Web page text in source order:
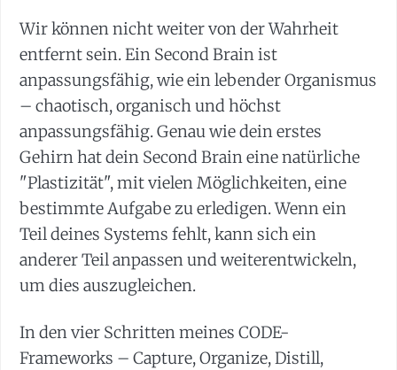
Wir können nicht weiter von der Wahrheit
entfernt sein. Ein Second Brain ist
anpassungsfähig, wie ein lebender Organismus
– chaotisch, organisch und höchst
anpassungsfähig. Genau wie dein erstes
Gehirn hat dein Second Brain eine natürliche
"Plastizität", mit vielen Möglichkeiten, eine
bestimmte Aufgabe zu erledigen. Wenn ein
Teil deines Systems fehlt, kann sich ein
anderer Teil anpassen und weiterentwickeln,
um dies auszugleichen.
In den vier Schritten meines CODE-
Frameworks – Capture, Organize, Distill,